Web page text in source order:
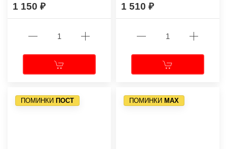
1 150 1 510
ПОМИНКИ ПОСТ ПОМИНКИ МАХ